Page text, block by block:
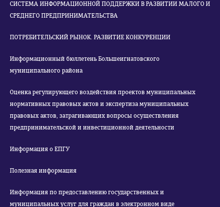
СИСТЕМА ИНФОРМАЦИОННОЙ ПОДДЕРЖКИ В РАЗВИТИИ МАЛОГО И
СРЕДНЕГО ПРЕДПРИНИМАТЕЛЬСТВА
ПОТРЕБИТЕЛЬСКИЙ РЫНОК. РАЗВИТИЕ КОНКУРЕНЦИИ
Информационный бюллетень Большеигнатовского
муниципального района
Оценка регулирующего воздействия проектов муниципальных
нормативных правовых актов и экспертиза муниципальных
правовых актов, затрагивающих вопросы осуществления
предпринимательской и инвестиционной деятельности
Информация о ЕПГУ
Полезная информация
Информация по предоставлению государственных и
муниципальных услуг для граждан в электронном виде